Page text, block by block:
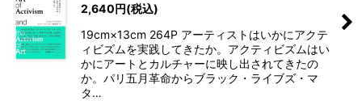
2,640円(税込)
19cm×13cm 264P アーティストはいかにアクテ
ィビズムを実践してきたか。アクティビズムはい
かにアートとカルチャーに映し出されてきたの
か。パリ五月革命からブラック・ライブズ・マ
タ…